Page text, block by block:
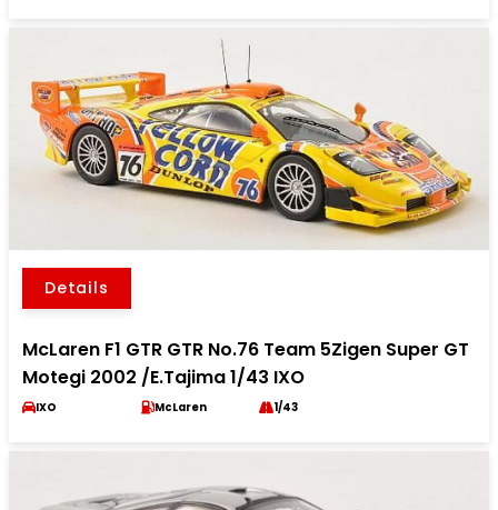
Details
McLaren F1 GTR GTR No.76 Team 5Zigen Super GT
Motegi 2002 /E.Tajima 1/43 IXO
IXO McLaren 1/43